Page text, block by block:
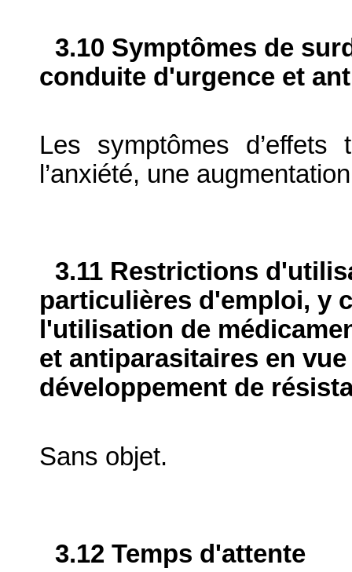
3.10 Symptômes de
conduite d'urgence et
Les symptômes
l’anxiété, une
3.11 Restrictions
particulières d'emploi, y
l'utilisation de
et antiparasitaires en
développement de
Sans objet.
3.12 Temps d'attente